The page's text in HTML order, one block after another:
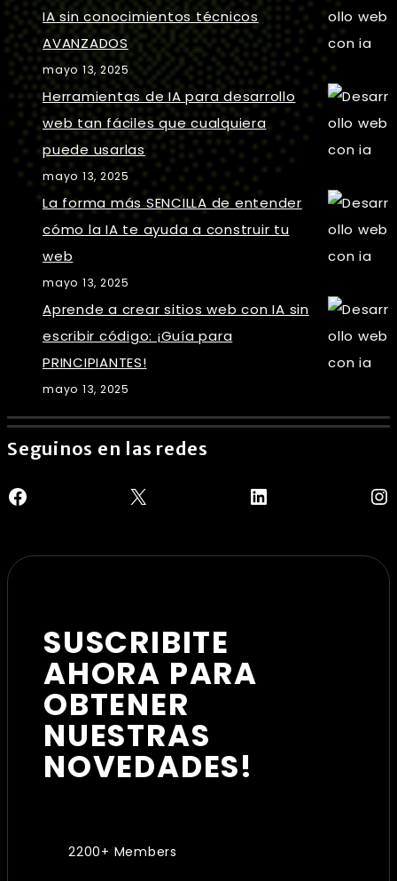
IA sin conocimientos técnicos
AVANZADOS
mayo 13, 2025
Herramientas de IA para desarrollo
web tan fáciles que cualquiera
puede usarlas
mayo 13, 2025
La forma más SENCILLA de entender
cómo la IA te ayuda a construir tu
web
mayo 13, 2025
Aprende a crear sitios web con IA sin
escribir código: ¡Guía para
PRINCIPIANTES!
mayo 13, 2025
Seguinos en las redes
Facebook X LinkedIn
SUSCRIBITE
AHORA PARA
OBTENER
NUESTRAS
NOVEDADES!
2200+ Members